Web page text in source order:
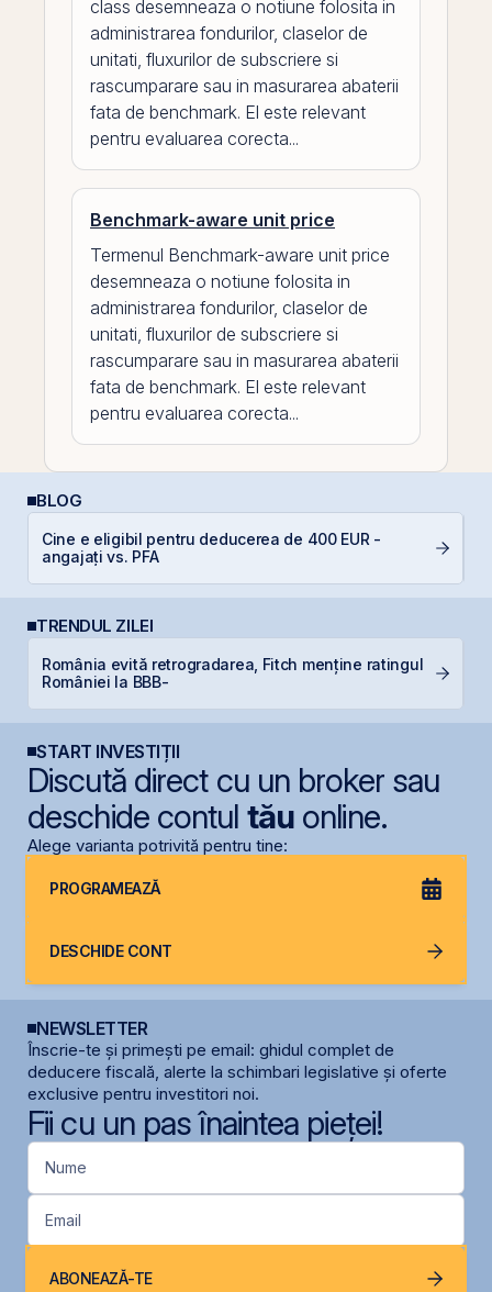
class desemneaza o notiune folosita in
administrarea fondurilor, claselor de
unitati, fluxurilor de subscriere si
rascumparare sau in masurarea abaterii
fata de benchmark. El este relevant
pentru evaluarea corecta...
Benchmark-aware unit price
Termenul Benchmark-aware unit price
desemneaza o notiune folosita in
administrarea fondurilor, claselor de
unitati, fluxurilor de subscriere si
rascumparare sau in masurarea abaterii
fata de benchmark. El este relevant
pentru evaluarea corecta...
BLOG
Cine e eligibil pentru deducerea de 400 EUR -
angajați vs. PFA
TRENDUL ZILEI
România evită retrogradarea, Fitch menține ratingul
României la BBB-
START INVESTIȚII
Discută direct cu un broker sau
deschide contul tăuonline.
Alege varianta potrivită pentru tine:
PROGRAMEAZĂ
DESCHIDE CONT
NEWSLETTER
Înscrie-te și primești pe email: ghidul complet de
deducere fiscală, alerte la schimbari legislative și oferte
exclusive pentru investitori noi.
Fii cu un pas înaintea pieței!
Nume
Email
ABONEAZĂ-TE